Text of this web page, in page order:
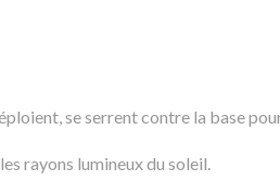
se serrent contre la base
rayons lumineux du soleil.